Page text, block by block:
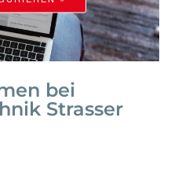
bei
Strasser